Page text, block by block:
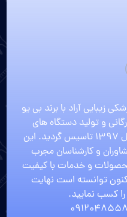
زیبایی آراد با برند بی یو
و تولید دستگاه های
پزشکی زیبایی پوست و مو در سال 1397 تاسیس گردید. این
و کارشناسان مجرب
و خدمات با کیفیت
توانسته است نهایت
کسب نمایید.